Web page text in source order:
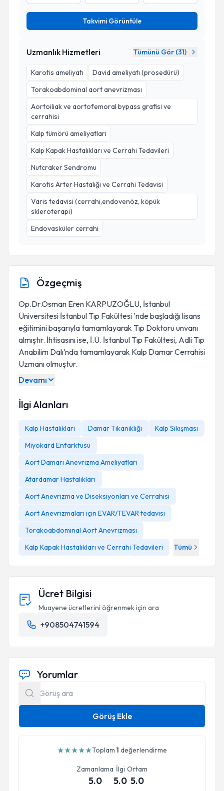
Takvimi Görüntüle
Uzmanlık Hizmetleri Tümünü Gör (31)
Karotis ameliyatı
David ameliyatı (prosedürü)
Torakoabdominal aort anevrizması
Aortoiliak ve aortofemoral bypass grafisi ve
cerrahisi
Kalp tümörü ameliyatları
Kalp Kapak Hastalıkları ve Cerrahi Tedavileri
Nutcraker Sendromu
Karotis Arter Hastalığı ve Cerrahi Tedavisi
Varis tedavisi (cerrahi,endovenöz, köpük
skleroterapi)
Endovasküler cerrahi
Özgeçmiş
Op.Dr.Osman Eren KARPUZOĞLU, İstanbul
Üniversitesi İstanbul Tıp Fakültesi 'nde başladığı lisans
eğitimini başarıyla tamamlayarak Tıp Doktoru unvanı
almıştır. İhtisasını ise, İ.Ü. İstanbul Tıp Fakültesi, Adli Tıp
Anabilim Dalı’nda tamamlayarak Kalp Damar Cerrahisi
Uzmanı olmuştur.
Devamı
İlgi Alanları
Kalp Hastalıkları Damar Tıkanıklığı
Kalp Sıkışması
Miyokard Enfarktüsü
Aort Damarı Anevrizma Ameliyatları
Atardamar Hastalıkları
Aort Anevrizma ve Diseksiyonları ve Cerrahisi
Aort Anevrizmaları için EVAR/TEVAR tedavisi
Torakoabdominal Aort Anevrizması
Kalp Kapak Hastalıkları ve Cerrahi Tedavileri
Tümü
Ücret Bilgisi
Muayene ücretlerini öğrenmek için ara
+908504741594
Yorumlar
Görüş Ekle
★★★★★Toplam 1 değerlendirme
Zamanlama
5.0
İlgi
5.0
Ortam
5.0